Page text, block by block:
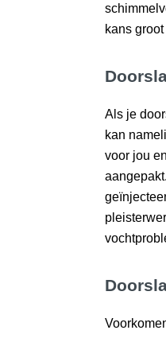
kans
Als je
kan
voor jou